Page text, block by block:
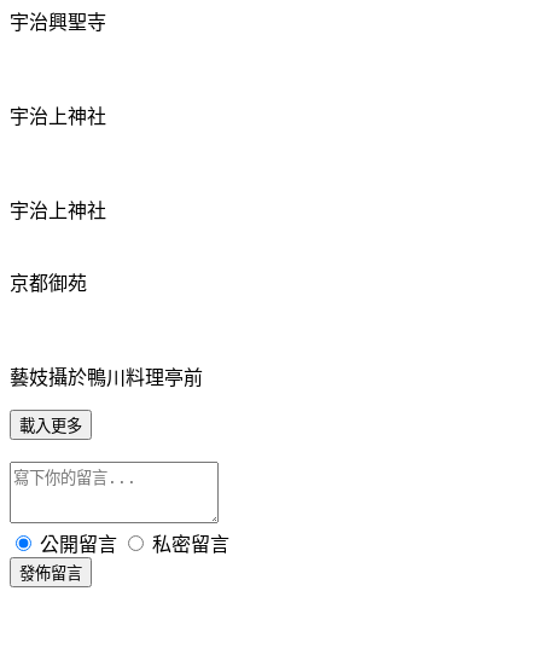
宇治興聖寺
宇治上神社
宇治上神社
京都御苑
藝妓攝於鴨川料理亭前
載入更多
公開留言 私密留言
發佈留言